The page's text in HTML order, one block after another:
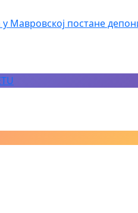
постане